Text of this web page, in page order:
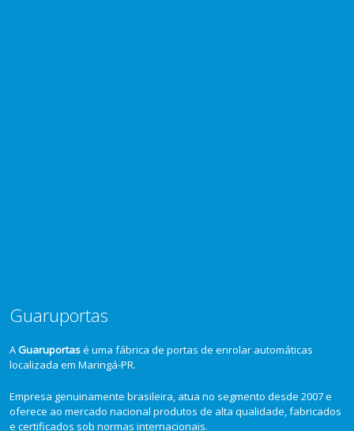
Guaruportas
AGuaruportasé uma fábrica de portas de enrolar automáticas
localizada em Maringá-PR.
Empresa genuinamente brasileira, atua no segmento desde 2007 e
oferece ao mercado nacional produtos de alta qualidade, fabricados
e certificados sob normas internacionais.